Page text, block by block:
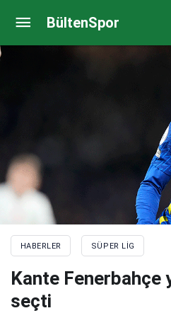
BültenSpor
HABERLER SÜPER LIG
Kante Fenerbahçe
seçti
Galatasaray’a transferde